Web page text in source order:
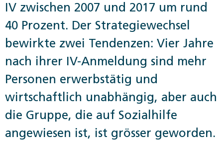
IV zwischen 2007 und 2017 um rund
40 Prozent. Der Strategiewechsel
bewirkte zwei Tendenzen: Vier Jahre
nach ihrer IV-Anmeldung sind mehr
Personen erwerbstätig und
wirtschaftlich unabhängig, aber auch
die Gruppe, die auf Sozialhilfe
angewiesen ist, ist grösser geworden.